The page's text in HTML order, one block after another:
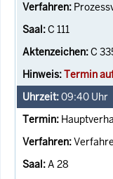
C 111
C
Termin
09:40 Uhr
A 28